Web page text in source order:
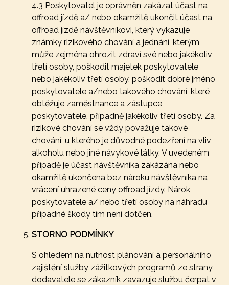
4.3 Poskytovatel je oprávněn zakázat účast na
offroad jízdě a/ nebo okamžitě ukončit účast na
offroad jízdě návštěvníkovi, který vykazuje
známky rizikového chování a jednání, kterým
může zejména ohrozit zdraví své nebo jakékoliv
třetí osoby, poškodit majetek poskytovatele
nebo jakékoliv třetí osoby, poškodit dobré jméno
poskytovatele a/nebo takového chování, které
obtěžuje zaměstnance a zástupce
poskytovatele, případně jakékoliv třetí osoby. Za
rizikové chování se vždy považuje takové
chování, u kterého je důvodné podezření na vliv
alkoholu nebo jiné návykové látky. V uvedeném
případě je účast návštěvníka zakázána nebo
okamžitě ukončena bez nároku návštěvníka na
vrácení uhrazené ceny offroad jízdy. Nárok
poskytovatele a/ nebo třetí osoby na náhradu
případné škody tím není dotčen.
STORNO PODMÍNKY
S ohledem na nutnost plánování a personálního
zajištění služby zážitkových programů ze strany
dodavatele se zákazník zavazuje službu čerpat v